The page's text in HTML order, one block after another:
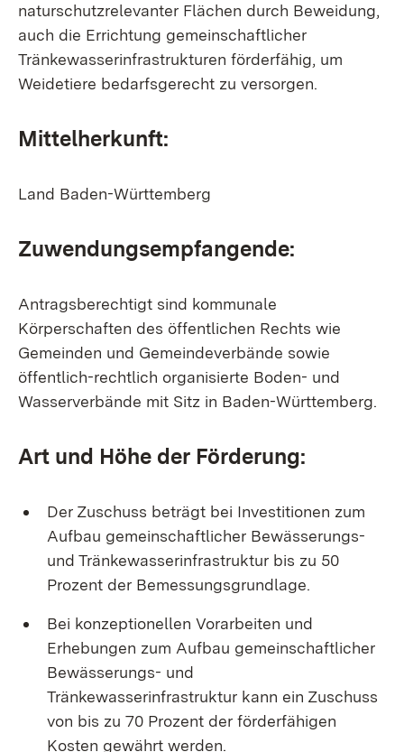
naturschutzrelevanter Flächen durch Beweidung,
auch die Errichtung gemeinschaftlicher
Tränkewasserinfrastrukturen förderfähig, um
Weidetiere bedarfsgerecht zu versorgen.
Mittelherkunft:
Land Baden-Württemberg
Zuwendungsempfangende:
Antragsberechtigt sind kommunale
Körperschaften des öffentlichen Rechts wie
Gemeinden und Gemeindeverbände sowie
öffentlich-rechtlich organisierte Boden- und
Wasserverbände mit Sitz in Baden-Württemberg.
Art und Höhe der Förderung:
Der Zuschuss beträgt bei Investitionen zum
Aufbau gemeinschaftlicher Bewässerungs-
und Tränkewasserinfrastruktur bis zu 50
Prozent der Bemessungsgrundlage.
Bei konzeptionellen Vorarbeiten und
Erhebungen zum Aufbau gemeinschaftlicher
Bewässerungs- und
Tränkewasserinfrastruktur kann ein Zuschuss
von bis zu 70 Prozent der förderfähigen
Kosten gewährt werden.